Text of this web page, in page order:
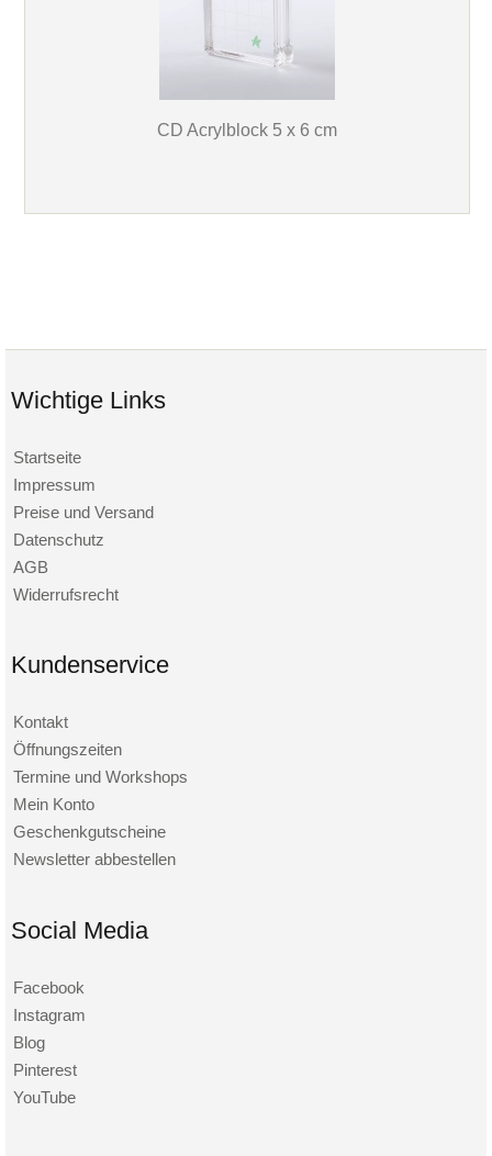
CD Acrylblock 5 x 6 cm
Wichtige Links
Startseite
Impressum
Preise und Versand
Datenschutz
AGB
Widerrufsrecht
Kundenservice
Kontakt
Öffnungszeiten
Termine und Workshops
Mein Konto
Geschenkgutscheine
Newsletter abbestellen
Social Media
Facebook
Instagram
Blog
Pinterest
YouTube